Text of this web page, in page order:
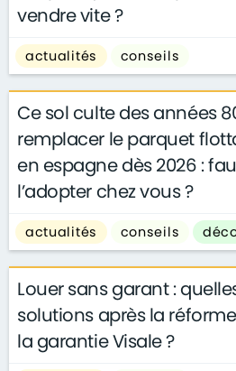
vendre vite ?
actualités conseils
Ce sol culte des années
remplacer le parquet
en espagne dès 2026 :
l’adopter chez vous ?
actualités conseils
Louer sans garant :
solutions après la
la garantie Visale ?